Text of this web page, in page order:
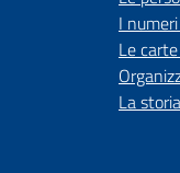
I
Le
La storia